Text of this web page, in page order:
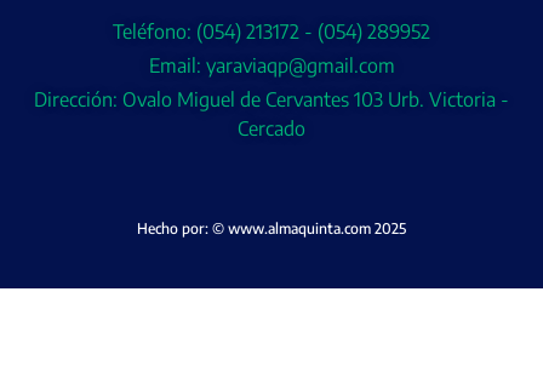
Teléfono: (054) 213172 - (054) 289952
Email: yaraviaqp@gmail.com
Dirección: Ovalo Miguel de Cervantes 103 Urb. Victoria -
Cercado
Hecho por: © www.almaquinta.com 2025